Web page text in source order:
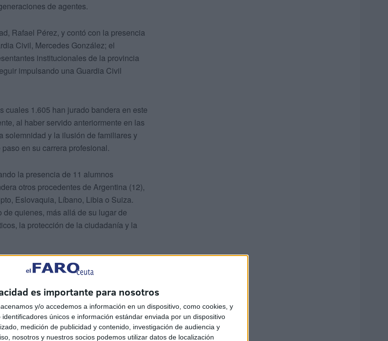
es importante para nosotros
y/o accedemos a información en un dispositivo, como cookies, y
únicos e información estándar enviada por un dispositivo
medición de publicidad y contenido, investigación de audiencia y
nosotros y nuestros socios podemos utilizar datos de localización
de agentes.
Rafael Pérez, y contó con la presencia
Civil, Mercedes González; el
institucionales de la provincia
impulsando una Guardia Civil
cuales 1.605 han jurado bandera en este
al haber servido anteriormente en las
solemnidad y la ilusión de familiares y
en su carrera profesional.
la presencia de 11 alumnos
otros procedentes de Argentina (12),
Eslovaquia, Líbano, Libia o Suiza.
quienes, más allá de su lugar de
la protección de la ciudadanía y la
es mujer